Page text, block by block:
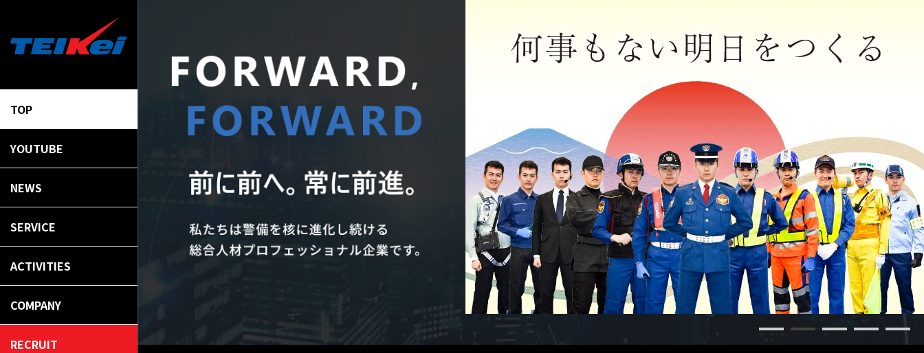
TOP
YOUTUBE
NEWS
SERVICE
ACTIVITIES
COMPANY
RECRUIT